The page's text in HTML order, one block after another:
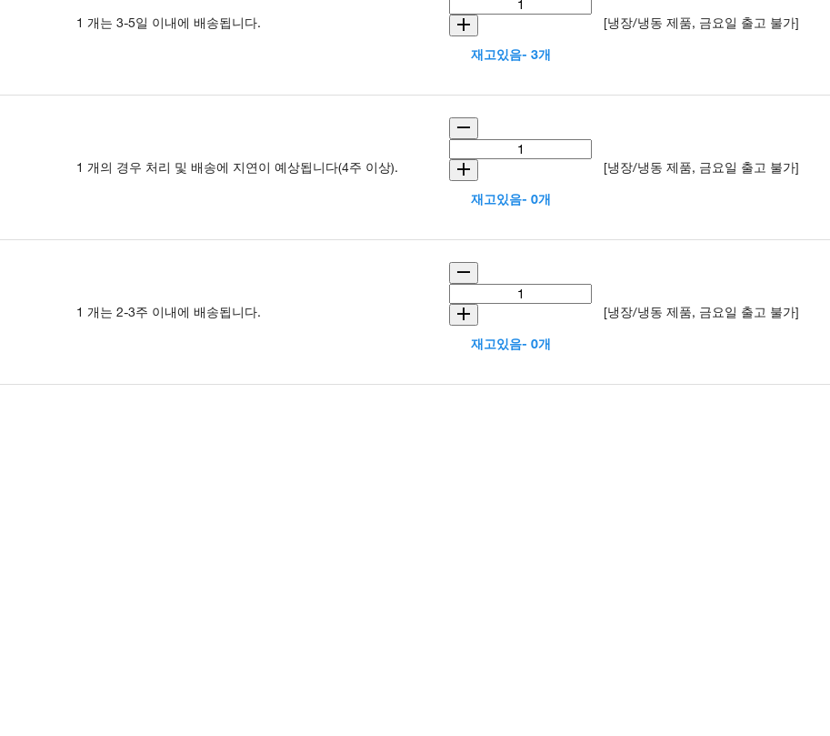
1 개는 3-5일 이내에 배송됩니다.
재고있음- 3개
[냉장/냉동 제품, 금요일 출고 불가]
1 개의 경우 처리 및 배송에 지연이 예상됩니다(4주 이상).
재고있음- 0개
[냉장/냉동 제품, 금요일 출고 불가]
1 개는 2-3주 이내에 배송됩니다.
재고있음- 0개
[냉장/냉동 제품, 금요일 출고 불가]